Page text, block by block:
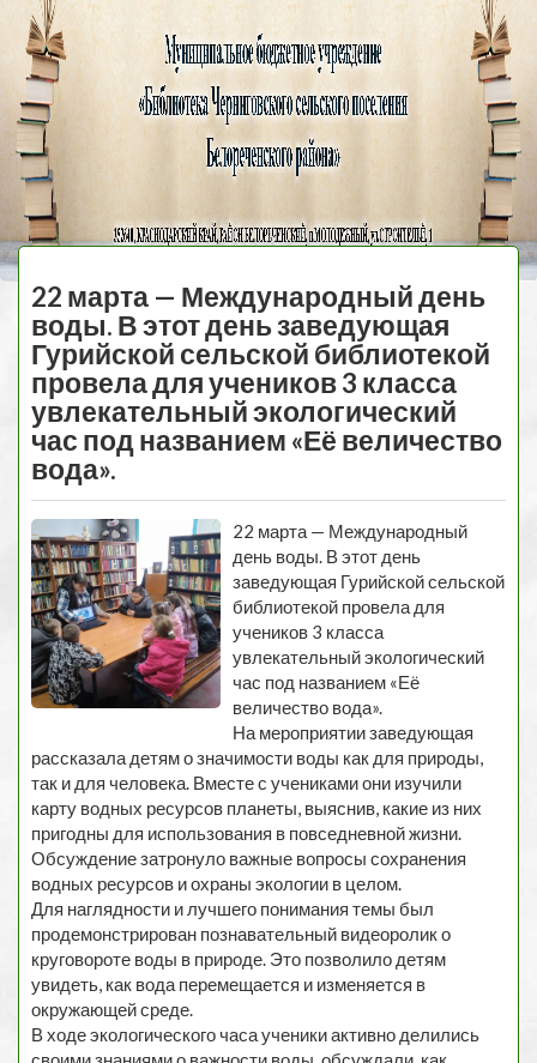
Черниговская
библиотека
МЕНЮ
22 марта — Международный день
воды. В этот день заведующая
Гурийской сельской библиотекой
провела для учеников 3 класса
увлекательный экологический
час под названием «Её величество
вода».
22 марта — Международный
день воды. В этот день
заведующая Гурийской сельской
библиотекой провела для
учеников 3 класса
увлекательный экологический
час под названием «Её
величество вода».
На мероприятии заведующая
рассказала детям о значимости воды как для природы,
так и для человека. Вместе с учениками они изучили
карту водных ресурсов планеты, выяснив, какие из них
пригодны для использования в повседневной жизни.
Обсуждение затронуло важные вопросы сохранения
водных ресурсов и охраны экологии в целом.
Для наглядности и лучшего понимания темы был
продемонстрирован познавательный видеоролик о
круговороте воды в природе. Это позволило детям
увидеть, как вода перемещается и изменяется в
окружающей среде.
В ходе экологического часа ученики активно делились